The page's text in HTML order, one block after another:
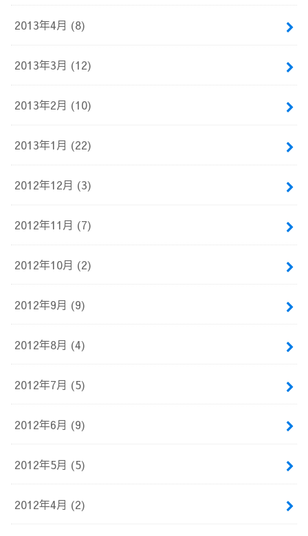
2013年4月 (8)
2013年3月 (12)
2013年2月 (10)
2013年1月 (22)
2012年12月 (3)
2012年11月 (7)
2012年10月 (2)
2012年9月 (9)
2012年8月 (4)
2012年7月 (5)
2012年6月 (9)
2012年5月 (5)
2012年4月 (2)